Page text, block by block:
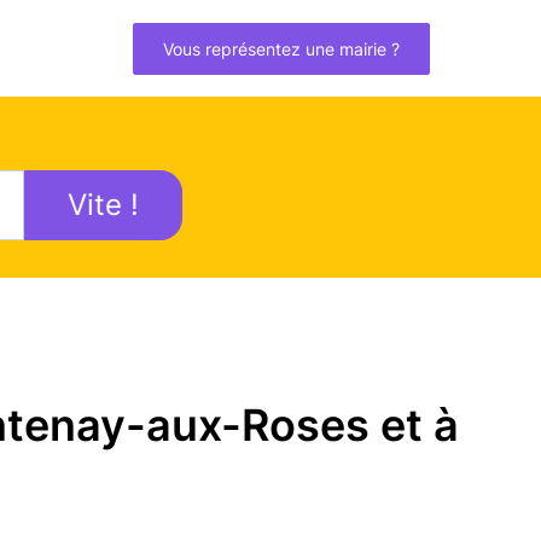
Vous représentez une mairie ?
Vite !
aux-Roses et à